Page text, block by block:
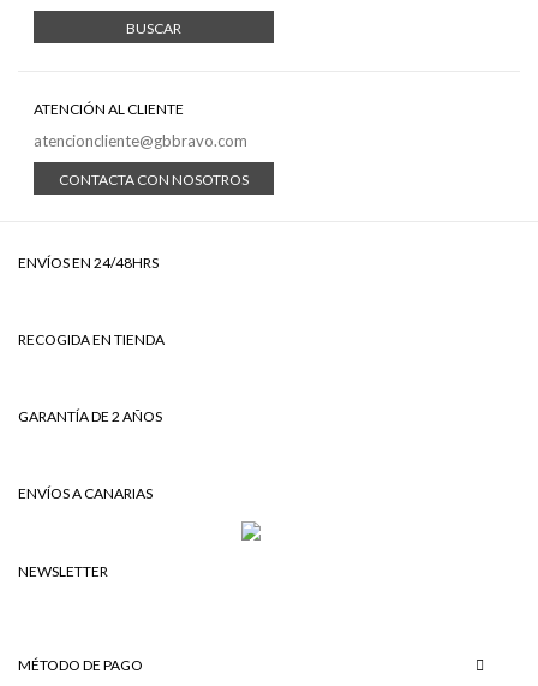
BUSCAR
ATENCIÓN AL CLIENTE
atencioncliente@gbbravo.com
CONTACTA CON NOSOTROS
ENVÍOS EN 24/48HRS
RECOGIDA EN TIENDA
GARANTÍA DE 2 AÑOS
ENVÍOS A CANARIAS
NEWSLETTER
MÉTODO DE PAGO